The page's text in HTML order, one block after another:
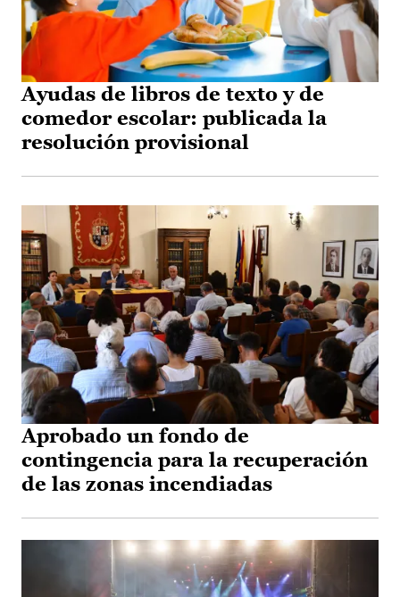
Ayudas de libros de texto y de
comedor escolar: publicada la
resolución provisional
Aprobado un fondo de
contingencia para la recuperación
de las zonas incendiadas